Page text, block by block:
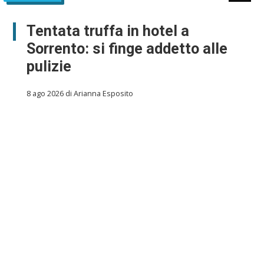
Tentata truffa in hotel a
Sorrento: si finge addetto alle
pulizie
8 ago 2026 di Arianna Esposito